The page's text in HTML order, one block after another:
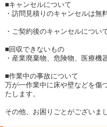
■キャンセルについて
・訪問見積りのキャンセルは無
・ご契約後のキャンセルについ
■回収できないもの
・産業廃棄物、危険物、医療機
■作業中の事故について
万が一作業中に床や壁などを傷
たします。
その他、お困りごとがございま